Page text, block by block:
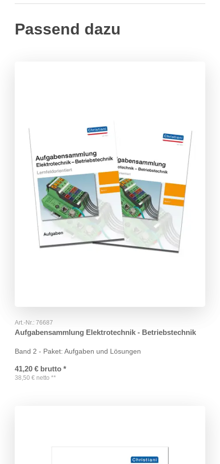
Passend dazu
Art.-Nr.: 76687
Aufgabensammlung Elektrotechnik - Betriebstechnik
Band 2 - Paket: Aufgaben und Lösungen
41,20 € brutto *
38,50 € netto **